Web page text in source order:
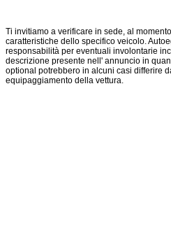
Ti invitiamo a verificare in sede, al
caratteristiche dello specifico veicolo.
responsabilità per eventuali involontarie
descrizione presente nell' annuncio in
optional potrebbero in alcuni casi differire
equipaggiamento